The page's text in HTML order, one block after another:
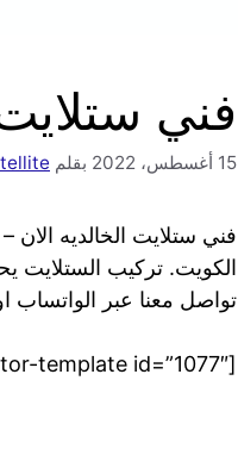
فني ستلايت
15 أغسطس، 2022 بقلم
فني ستلايت الخالديه
الكويت. تركيب الستلايت
تواصل معنا عبر الواتساب
[elementor-template id=”1077″] [elementor-template id=”892″]